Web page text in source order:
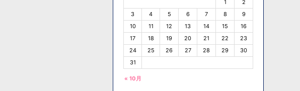
« 10月
1
2
3
4 5 6 7 8
9
10
11 12 13 14 15
16
17
18 19 20 21 22
23
24
25 26 27 28 29
30
31